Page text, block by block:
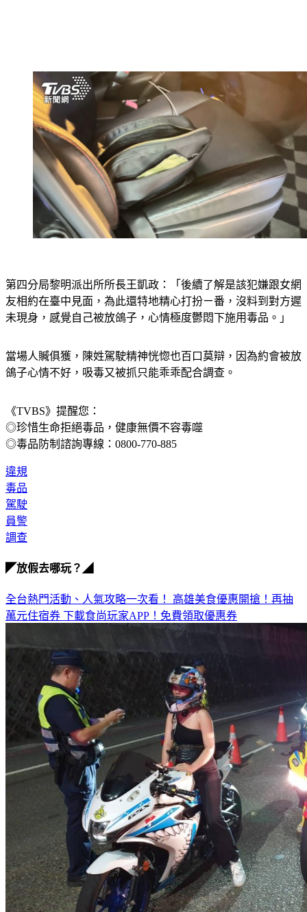
第四分局黎明派出所所長王凱政：「後續了解是該犯嫌跟女網
友相約在臺中見面，為此還特地精心打扮ㄧ番，沒料到對方遲
未現身，感覺自己被放鴿子，心情極度鬱悶下施用毒品。」
當場人贓俱獲，陳姓駕駛精神恍惚也百口莫辯，因為約會被放
鴿子心情不好，吸毒又被抓只能乖乖配合調查。
《TVBS》提醒您：
◎珍惜生命拒絕毒品，健康無價不容毒噬
◎毒品防制諮詢專線：0800-770-885
違規
毒品
駕駛
員警
調查
◤放假去哪玩？◢
全台熱門活動、人氣攻略一次看！ 高雄美食優惠開搶！再抽
萬元住宿券 下載食尚玩家APP！免費領取優惠券